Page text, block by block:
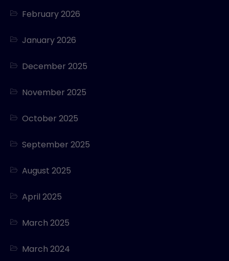
February 2026
January 2026
December 2025
November 2025
October 2025
September 2025
August 2025
April 2025
March 2025
March 2024